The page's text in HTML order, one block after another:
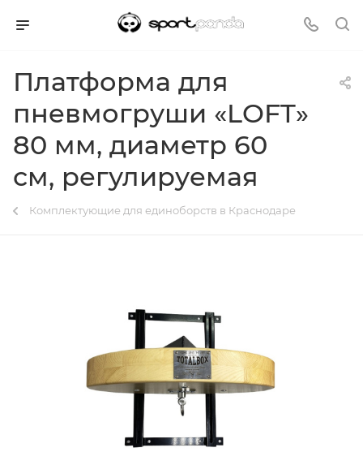
Платформа для
пневмогруши «LOFT»
80 мм, диаметр 60
см, регулируемая
Комплектующие для единоборств в Краснодаре